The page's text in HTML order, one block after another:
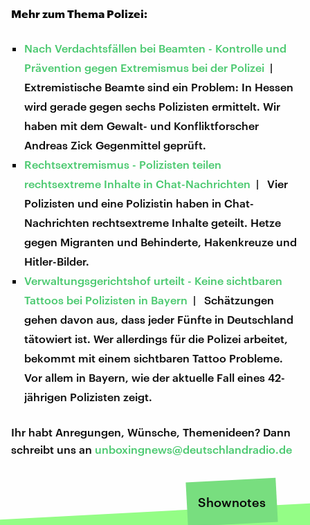
Mehr zum Thema Polizei:
Nach Verdachtsfällen bei Beamten - Kontrolle und
Prävention gegen Extremismus bei der Polizei |
Extremistische Beamte sind ein Problem: In Hessen
wird gerade gegen sechs Polizisten ermittelt. Wir
haben mit dem Gewalt- und Konfliktforscher
Andreas Zick Gegenmittel geprüft.
Rechtsextremismus - Polizisten teilen
rechtsextreme Inhalte in Chat-Nachrichten | Vier
Polizisten und eine Polizistin haben in Chat-
Nachrichten rechtsextreme Inhalte geteilt. Hetze
gegen Migranten und Behinderte, Hakenkreuze und
Hitler-Bilder.
Verwaltungsgerichtshof urteilt - Keine sichtbaren
Tattoos bei Polizisten in Bayern | Schätzungen
gehen davon aus, dass jeder Fünfte in Deutschland
tätowiert ist. Wer allerdings für die Polizei arbeitet,
bekommt mit einem sichtbaren Tattoo Probleme.
Vor allem in Bayern, wie der aktuelle Fall eines 42-
jährigen Polizisten zeigt.
Ihr habt Anregungen, Wünsche, Themenideen? Dann
schreibt uns an unboxingnews@deutschlandradio.de
Shownotes